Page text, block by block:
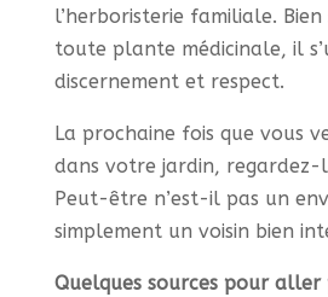
l’herboristerie familiale. Bien
toute plante médicinale, il
discernement et respect.
La prochaine fois que vous
dans votre jardin,
Peut-être n’est-il pas un
simplement un voisin bien
Quelques sources pour aller